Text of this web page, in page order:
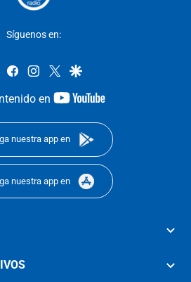
Síguenos en:
whatsappfacebookinstagram
twittergoogle
en
youtube-
nuestra app en
nuestra app en